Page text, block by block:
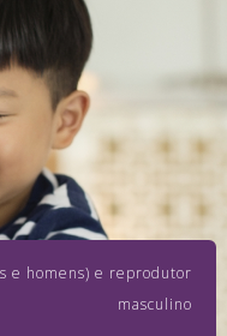
e homens) e reprodutor
masculino